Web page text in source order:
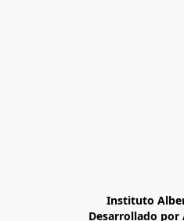
Instituto
Desarrollado por